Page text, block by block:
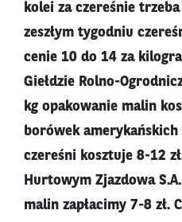
kolei za czereśnie
zeszłym tygodniu
cenie 10 do 14 za
Giełdzie Rolno-
kg opakowanie malin
borówek amerykańskich
czereśni kosztuje 8-12
Hurtowym Zjazdowa
malin zapłacimy 7-8 zł.